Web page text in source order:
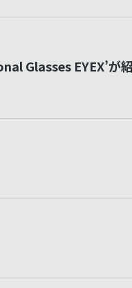
Glasses EYEX’が